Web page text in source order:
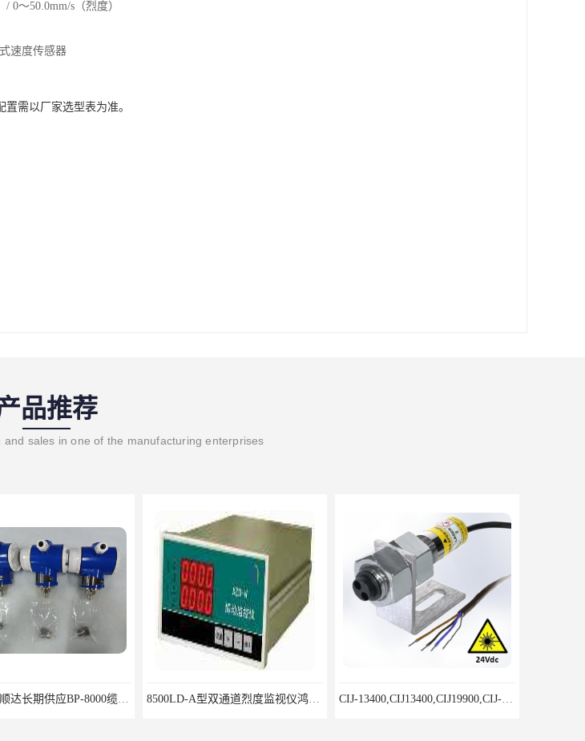
0～50.0mm/s（烈度）
速度传感器
需以厂家选型表为准。
品推荐
sales in one of the manufacturing enterprises
8500LD-A型双通道烈度监视仪鸿泰产品性价比好 CIJ-13400,CIJ13400,CIJ19900,CIJ-19200,CIJI3500Y转速传感器 RZQW-03A/HZQW-03A/XJZC-03A汽轮机监测装置